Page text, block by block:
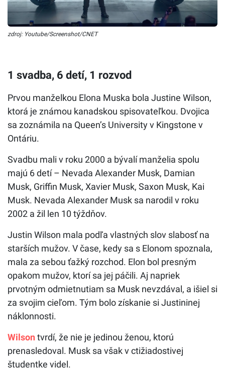
zdroj: Youtube/Screenshot/CNET
1 svadba, 6 detí, 1 rozvod
Prvou manželkou Elona Muska bola Justine Wilson,
ktorá je známou kanadskou spisovateľkou. Dvojica
sa zoznámila na Queen’s University v Kingstone v
Ontáriu.
Svadbu mali v roku 2000 a bývalí manželia spolu
majú 6 detí – Nevada Alexander Musk, Damian
Musk, Griffin Musk, Xavier Musk, Saxon Musk, Kai
Musk. Nevada Alexander Musk sa narodil v roku
2002 a žil len 10 týždňov.
Justin Wilson mala podľa vlastných slov slabosť na
starších mužov. V čase, kedy sa s Elonom spoznala,
mala za sebou ťažký rozchod. Elon bol presným
opakom mužov, ktorí sa jej páčili. Aj napriek
prvotným odmietnutiam sa Musk nevzdával, a išiel si
za svojim cieľom. Tým bolo získanie si Justininej
náklonnosti.
Wilson tvrdí, že nie je jedinou ženou, ktorú
prenasledoval. Musk sa však v ctižiadostivej
študentke videl.